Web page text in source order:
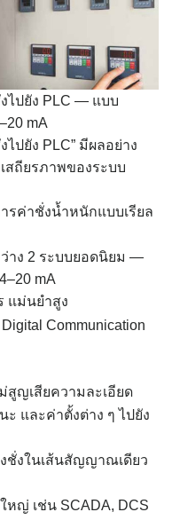
ไปยัง PLC — แบบ
mA
ปยัง PLC” มีผลอย่าง
สถียรภาพของระบบ
รค่าชั่งน้ำหนักแบบเรียล
ว่าง 2 ระบบยอดนิยม —
mA
แม่นยำสูง
Communication
สูญเสียความละเอียด
และค่าตั้งต่าง ๆ ไปยัง
ชั่งในเส้นสัญญาณเดียว
ญ่ เช่น SCADA, DCS